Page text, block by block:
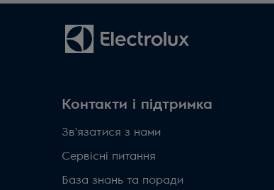
Контакти і підтримка
Зв'язатися з нами
Сервісні питання
База знань та поради